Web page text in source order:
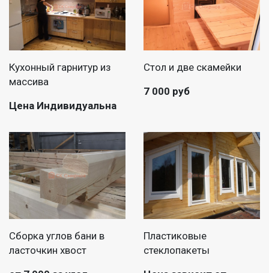
Кухонный гарнитур из
массива
Цена Индивидуальна
Стол и две скамейки
7 000 руб
Сборка углов бани в
ласточкин хвост
Пластиковые
стеклопакеты